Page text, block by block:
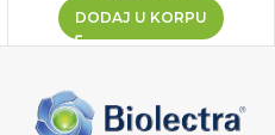
DODAJ U KORPU